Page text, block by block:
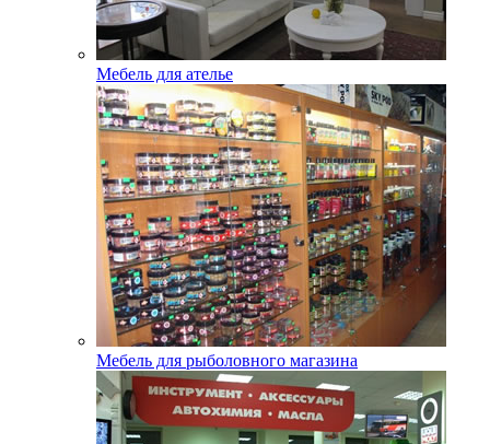
Мебель для ателье
Мебель для рыболовного магазина